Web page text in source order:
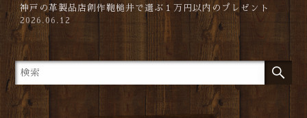
神戸の革製品店創作鞄槌井で選ぶ１万円以内のプレゼント
2026.06.12